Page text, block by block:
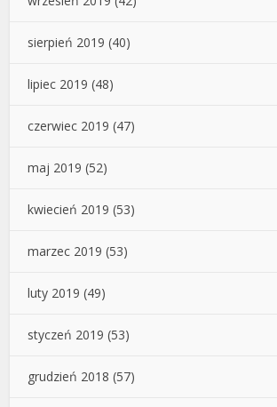
sierpień 2019 (40)
lipiec 2019 (48)
czerwiec 2019 (47)
maj 2019 (52)
kwiecień 2019 (53)
marzec 2019 (53)
luty 2019 (49)
styczeń 2019 (53)
grudzień 2018 (57)